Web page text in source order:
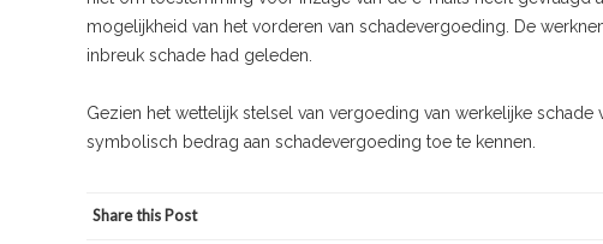
mogelijkheid van het vorderen van schadevergoeding. De
inbreuk schade had geleden.
Gezien het wettelijk stelsel van vergoeding van werkelijke
symbolisch bedrag aan schadevergoeding toe te kennen.
Share this Post